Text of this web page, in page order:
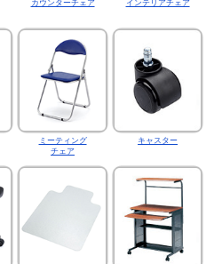
カウンターチェア インテリアチェア
ミーティング
チェア
キャスター